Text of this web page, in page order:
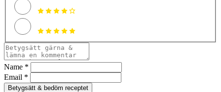
Name *
Email *
Betygsätt & bedöm receptet